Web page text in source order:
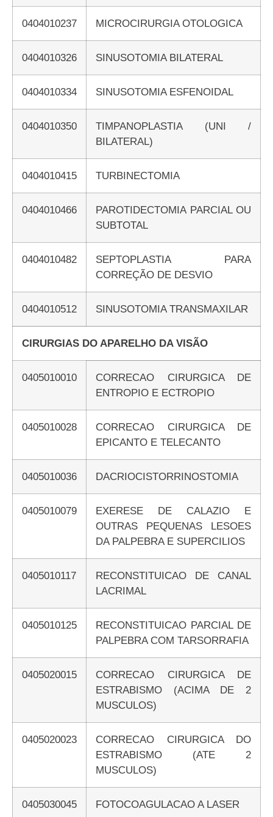
0404010237 MICROCIRURGIA OTOLOGICA
0404010326 SINUSOTOMIA BILATERAL
0404010334 SINUSOTOMIA ESFENOIDAL
0404010350
TIMPANOPLASTIA (UNI /
BILATERAL)
0404010415 TURBINECTOMIA
0404010466
PAROTIDECTOMIA PARCIAL OU
SUBTOTAL
0404010482
SEPTOPLASTIA PARA
CORREÇÃO DE DESVIO
0404010512 SINUSOTOMIA TRANSMAXILAR
CIRURGIAS DO APARELHO DA VISÃO
0405010010
CORRECAO CIRURGICA DE
ENTROPIO E ECTROPIO
0405010028
CORRECAO CIRURGICA DE
EPICANTO E TELECANTO
0405010036 DACRIOCISTORRINOSTOMIA
0405010079
EXERESE DE CALAZIO E
OUTRAS PEQUENAS LESOES
DA PALPEBRA E SUPERCILIOS
0405010117
RECONSTITUICAO DE CANAL
LACRIMAL
0405010125
RECONSTITUICAO PARCIAL DE
PALPEBRA COM TARSORRAFIA
0405020015
CORRECAO CIRURGICA DE
ESTRABISMO (ACIMA DE 2
MUSCULOS)
0405020023
CORRECAO CIRURGICA DO
ESTRABISMO (ATE 2
MUSCULOS)
0405030045 FOTOCOAGULACAO A LASER